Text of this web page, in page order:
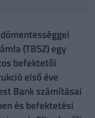
(TBSZ) egy
befektetői
első éve
Bank számításai
és befektetési